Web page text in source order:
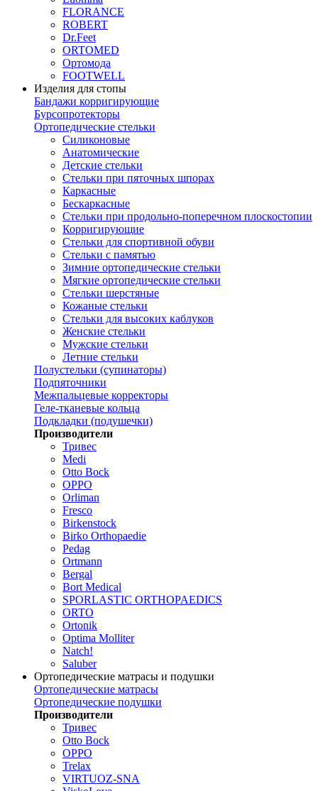
FLORANCE
ROBERT
Dr.Feet
ORTOMED
Ортомода
FOOTWELL
Изделия для стопы
Бандажи корригирующие
Бурсопротекторы
Ортопедические стельки
Силиконовые
Анатомические
Детские стельки
Стельки при пяточных шпорах
Каркасные
Бескаркасные
Стельки при продольно-поперечном плоскостопии
Корригирующие
Стельки для спортивной обуви
Стельки с памятью
Зимние ортопедические стельки
Мягкие ортопедические стельки
Стельки шерстяные
Кожаные стельки
Стельки для высоких каблуков
Женские стельки
Мужские стельки
Летние стельки
Полустельки (супинаторы)
Подпяточники
Межпальцевые корректоры
Геле-тканевые кольца
Подкладки (подушечки)
Производители
Тривес
Medi
Otto Bock
OPPO
Orliman
Fresco
Birkenstock
Birko Orthopaedie
Pedag
Ortmann
Bergal
Bort Medical
SPORLASTIC ORTHOPAEDICS
ORTO
Ortonik
Optima Molliter
Natch!
Saluber
Ортопедические матрасы и подушки
Ортопедические матрасы
Ортопедические подушки
Производители
Тривес
Otto Bock
OPPO
Trelax
VIRTUOZ-SNA